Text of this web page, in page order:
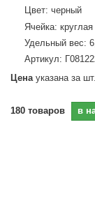
Цвет: черный
Ячейка:
Удельный вес:
Артикул:
Ценауказана за шт.
180 товаров в